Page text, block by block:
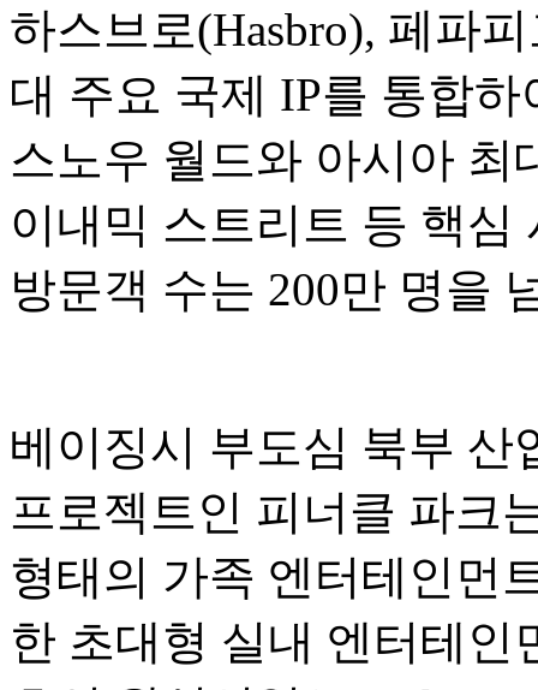
하스브로(Hasbro), 페파
대 주요 국제 IP를 통합
스노우 월드와 아시아 최
이내믹 스트리트 등 핵심
방문객 수는 200만 명을
베이징시 부도심 북부 산
프로젝트인 피너클 파크
형태의 가족 엔터테인먼
한 초대형 실내 엔터테인